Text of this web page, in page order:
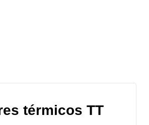
térmicos TT